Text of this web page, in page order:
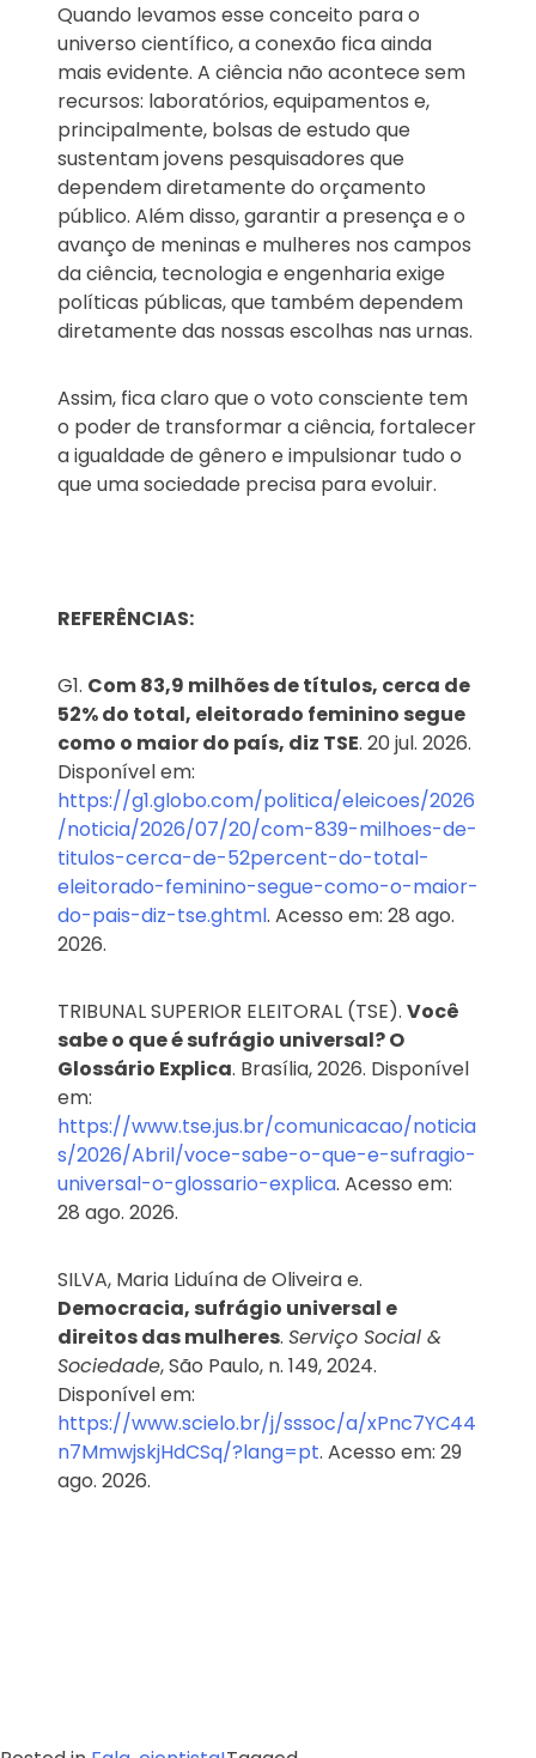
Quando levamos esse conceito para o
universo científico, a conexão fica ainda
mais evidente. A ciência não acontece sem
recursos: laboratórios, equipamentos e,
principalmente, bolsas de estudo que
sustentam jovens pesquisadores que
dependem diretamente do orçamento
público. Além disso, garantir a presença e o
avanço de meninas e mulheres nos campos
da ciência, tecnologia e engenharia exige
políticas públicas, que também dependem
diretamente das nossas escolhas nas urnas.
Assim, fica claro que o voto consciente tem
o poder de transformar a ciência, fortalecer
a igualdade de gênero e impulsionar tudo o
que uma sociedade precisa para evoluir.
REFERÊNCIAS:
G1. Com 83,9 milhões de títulos, cerca de
52% do total, eleitorado feminino segue
como o maior do país, diz TSE. 20 jul. 2026.
Disponível em:
https://g1.globo.com/politica/eleicoes/2026
/noticia/2026/07/20/com-839-milhoes-de-
titulos-cerca-de-52percent-do-total-
eleitorado-feminino-segue-como-o-maior-
do-pais-diz-tse.ghtml. Acesso em: 28 ago.
2026.
TRIBUNAL SUPERIOR ELEITORAL (TSE). Você
sabe o que é sufrágio universal? O
Glossário Explica. Brasília, 2026. Disponível
em:
https://www.tse.jus.br/comunicacao/noticia
s/2026/Abril/voce-sabe-o-que-e-sufragio-
universal-o-glossario-explica. Acesso em:
28 ago. 2026.
SILVA, Maria Liduína de Oliveira e.
Democracia, sufrágio universal e
direitos das mulheres. Serviço Social &
Sociedade, São Paulo, n. 149, 2024.
Disponível em:
https://www.scielo.br/j/sssoc/a/xPnc7YC44
n7MmwjskjHdCSq/?lang=pt. Acesso em: 29
ago. 2026.